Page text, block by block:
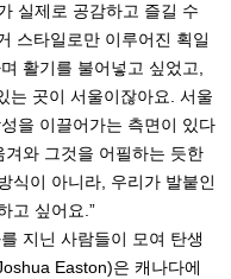
실제로 공감하고 즐길 수
스타일로만 이루어진 획일
활기를 불어넣고 싶었고,
는 곳이 서울이잖아요. 서울
을 이끌어가는 측면이 있다
와 그것을 어필하는 듯한
식이 아니라, 우리가 발붙인
고 싶어요.”
지닌 사람들이 모여 탄생
Easton)은 캐나다에